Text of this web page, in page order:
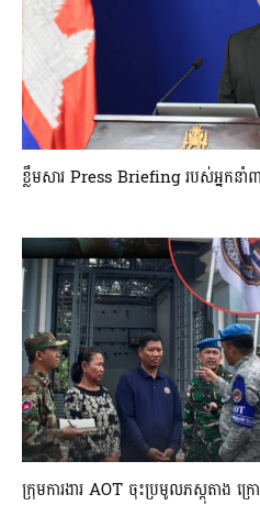
ខ្លឹមសារ Press Briefing របស់អ្នកនាំព
ក្រុមការងារ AOT ចុះប្រមូលភស្តុតាង ក្